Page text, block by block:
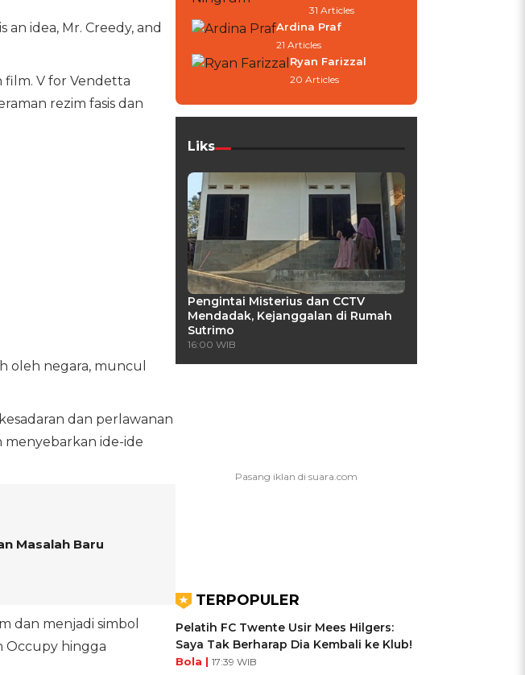
idea, Mr. Creedy, and
film. V for Vendetta
rezim fasis dan
oleh negara, muncul
dan perlawanan
menyebarkan ide-ide
Masalah Baru
dan menjadi simbol
Occupy hingga
31 Articles
Ardina Praf
21 Articles
Ryan Farizzal
20 Articles
Liks
Pengintai Misterius dan CCTV
Mendadak, Kejanggalan di Rumah
Sutrimo
16:00 WIB
TERPOPULER
Pelatih FC Twente Usir Mees Hilgers:
Saya Tak Berharap Dia Kembali ke Klub!
Bola | 17:39 WIB